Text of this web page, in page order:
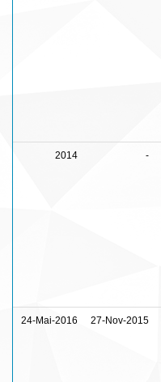
2014 -
24-Mai-2016 27-Nov-2015